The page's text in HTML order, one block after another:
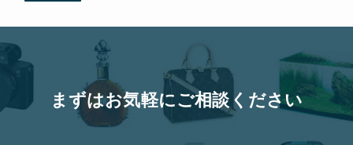
まずはお気軽にご相談ください